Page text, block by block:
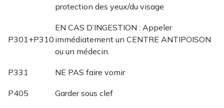
protection des yeux/du visage
P301+P310
EN CAS D’INGESTION : Appeler
immédiatement un CENTRE ANTIPOISON
ou un médecin.
P331 NE PAS faire vomir
P405 Garder sous clef